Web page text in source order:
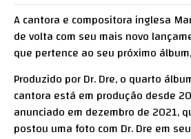
A cantora e compositora inglesa
de volta com seu mais novo
que pertence ao seu próximo álbum,
Produzido por Dr. Dre, o quarto
cantora está em produção desde
anunciado em dezembro de 2021,
postou uma foto com Dr. Dre em